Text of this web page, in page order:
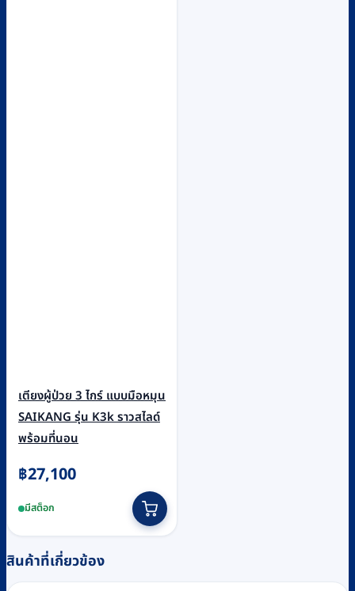
เตียงผู้ป่วย 3 ไกร์ แบบมือหมุน
SAIKANG รุ่น K3k ราวสไลด์
พร้อมที่นอน
฿27,100
มีสต็อก
สินค้าที่เกี่ยวข้อง